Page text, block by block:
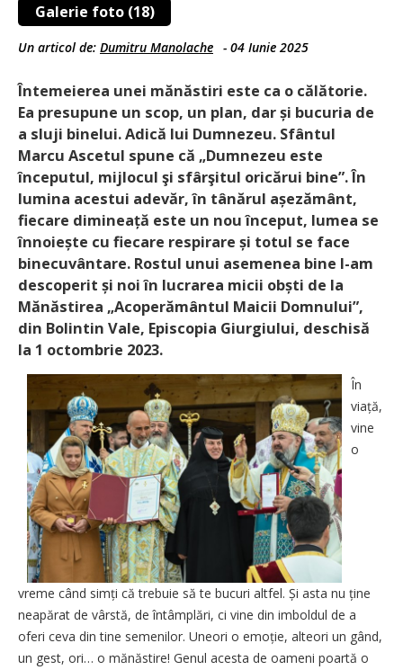
Galerie foto (18)
Un articol de: Dumitru Manolache - 04 Iunie 2025
Întemeierea unei mănăstiri este ca o călătorie.
Ea presupune un scop, un plan, dar și bucuria de
a sluji binelui. Adică lui Dumnezeu. Sfântul
Marcu Ascetul spune că „Dumnezeu este
începutul, mijlocul şi sfârşitul oricărui bine”. În
lumina acestui adevăr, în tânărul așezământ,
fiecare dimineață este un nou început, lumea se
înnoiește cu fiecare respirare și totul se face
binecuvântare. Rostul unui asemenea bine l-am
descoperit și noi în lucrarea micii obști de la
Mănăstirea „Acoperământul Maicii Domnului”,
din Bolintin Vale, Episcopia Giurgiului, deschisă
la 1 octombrie 2023.
În
viață,
vine
o
vreme când simți că trebuie să te bucuri altfel. Și asta nu ține
neapărat de vârstă, de întâmplări, ci vine din imboldul de a
oferi ceva din tine semenilor. Uneori o emoție, alteori un gând,
un gest, ori… o mănăstire! Genul acesta de oameni poartă o